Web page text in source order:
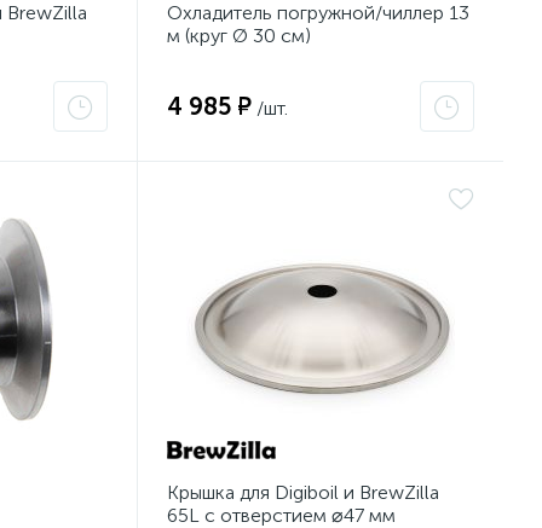
BrewZilla
Охладитель погружной/чиллер 13
м (круг Ø 30 см)
4 985 ₽ /шт.
Крышка для Digiboil и BrewZilla
65L с отверстием ⌀47 мм